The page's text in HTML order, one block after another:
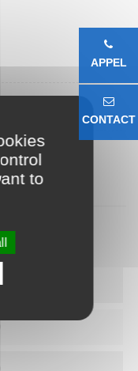
APPEL
CONTACT
to